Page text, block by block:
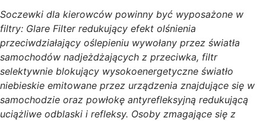
Soczewki dla kierowców powinny być wyposażone w
filtry: Glare Filter redukujący efekt olśnienia
przeciwdziałający oślepieniu wywołany przez światła
samochodów nadjeżdżających z przeciwka, filtr
selektywnie blokujący wysokoenergetyczne światło
niebieskie emitowane przez urządzenia znajdujące się w
samochodzie oraz powłokę antyrefleksyjną redukującą
uciążliwe odblaski i refleksy. Osoby zmagające się z